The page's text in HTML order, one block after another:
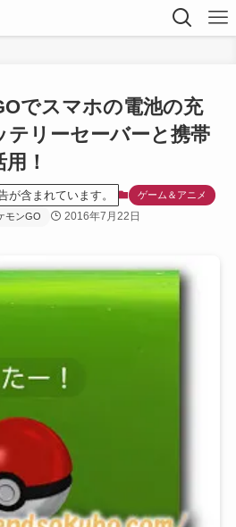
でスマホの電池の充
テリーセーバーと携帯
！
が含まれています。
ゲーム＆アニメ
モンGO 2016年7月22日